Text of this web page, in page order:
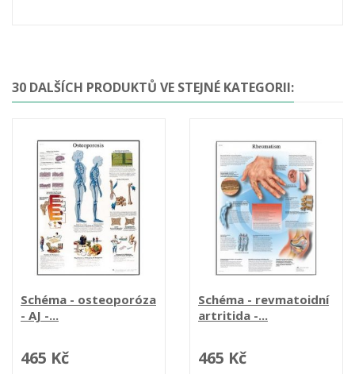
30 DALŠÍCH PRODUKTŮ VE STEJNÉ KATEGORII:
Schéma - osteoporóza
- AJ -...
465 Kč
Schéma - revmatoidní
artritida -...
465 Kč